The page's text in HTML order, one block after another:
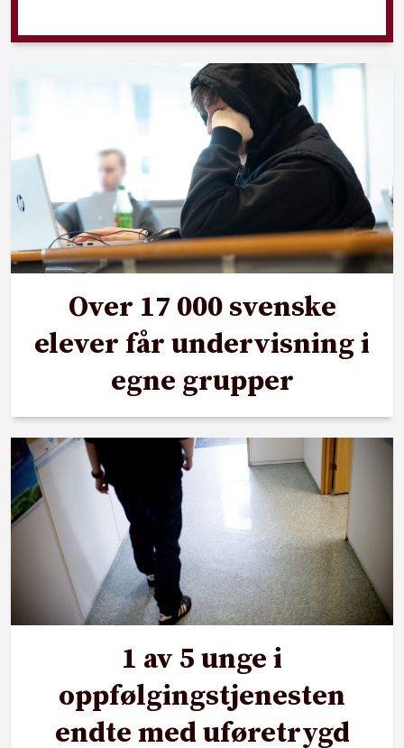
Over 17 000 svenske
elever får undervisning i
egne grupper
1 av 5 unge i
oppfølgingstjenesten
endte med uføretrygd